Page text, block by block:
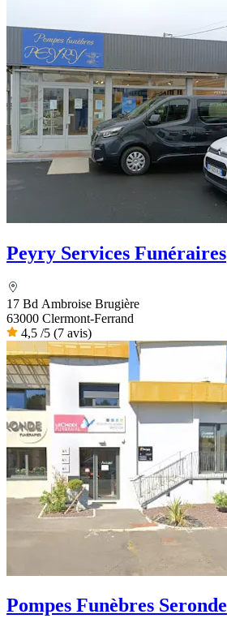
Peyry Services Funéraires
17 Bd Ambroise Brugière
63000 Clermont-Ferrand
4,5 /5 (7 avis)
Pompes Funèbres Seronde